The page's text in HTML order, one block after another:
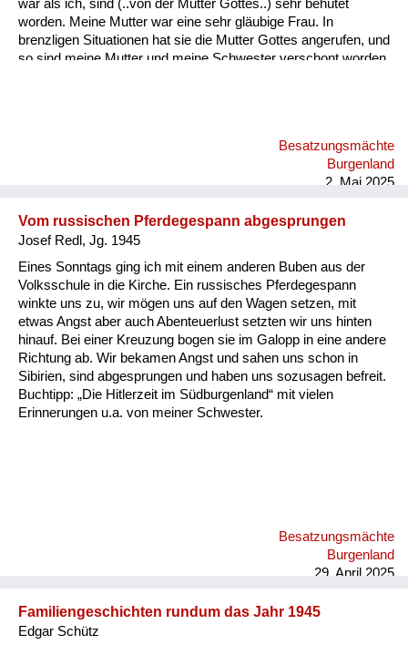
war als ich, sind (..von der Mutter Gottes..) sehr behütet
worden. Meine Mutter war eine sehr gläubige Frau. In
brenzligen Situationen hat sie die Mutter Gottes angerufen, und
so sind meine Mutter und meine Schwester verschont worden.
Besatzungsmächte
Burgenland
2. Mai 2025
Vom russischen Pferdegespann abgesprungen
Josef Redl, Jg. 1945
Eines Sonntags ging ich mit einem anderen Buben aus der
Volksschule in die Kirche. Ein russisches Pferdegespann
winkte uns zu, wir mögen uns auf den Wagen setzen, mit
etwas Angst aber auch Abenteuerlust setzten wir uns hinten
hinauf. Bei einer Kreuzung bogen sie im Galopp in eine andere
Richtung ab. Wir bekamen Angst und sahen uns schon in
Sibirien, sind abgesprungen und haben uns sozusagen befreit.
Buchtipp: „Die Hitlerzeit im Südburgenland“ mit vielen
Erinnerungen u.a. von meiner Schwester.
Besatzungsmächte
Burgenland
29. April 2025
Familiengeschichten rundum das Jahr 1945
Edgar Schütz